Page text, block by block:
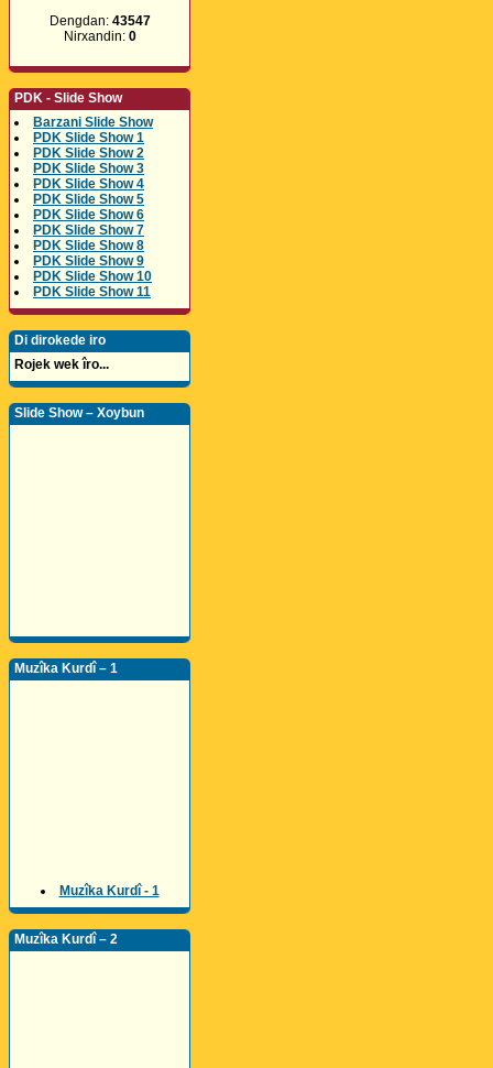
Dengdan: 43547
Nirxandin: 0
PDK - Slide Show
Barzani Slide Show
PDK Slide Show 1
PDK Slide Show 2
PDK Slide Show 3
PDK Slide Show 4
PDK Slide Show 5
PDK Slide Show 6
PDK Slide Show 7
PDK Slide Show 8
PDK Slide Show 9
PDK Slide Show 10
PDK Slide Show 11
Di dirokede iro
Rojek wek îro...
Slide Show – Xoybun
Muzîka Kurdî – 1
Muzîka Kurdî - 1
Muzîka Kurdî – 2